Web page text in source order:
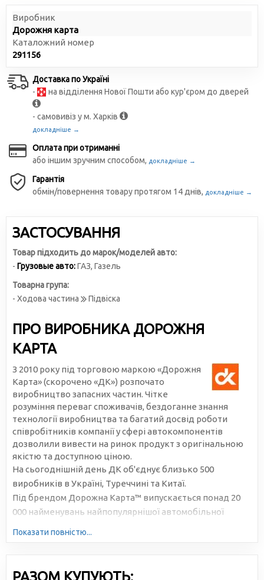
Виробник
Дорожня карта
Каталожний номер
291156
Доставка по Україні
-
на відділення Нової Пошти або кур'єром до дверей
- самовивіз у м. Харків
докладніше →
Оплата при отриманні
або іншим зручним способом, докладніше →
Гарантія
обмін/повернення товару протягом 14 днів, докладніше →
ЗАСТОСУВАННЯ
Товар підходить до марок/моделей авто:
- Грузовые авто:ГАЗ, Газель
Товарна група:
- Ходова частина
Підвіска
ПРО ВИРОБНИКА ДОРОЖНЯ
КАРТА
З 2010 року під торговою маркою «Дорожня
Карта» (скорочено «ДК») розпочато
виробництво запасних частин. Чітке
розуміння переваг споживачів, бездоганне знання
технології виробництва та багатий досвід роботи
співробітників компанії у сфері автокомпонентів
дозволили вивести на ринок продукт з оригінальною
якістю та доступною ціною.
На сьогоднішній день ДК об'єднує близько 500
виробників в Україні, Туреччині та Китаї.
Під брендом Дорожна Карта™ випускається понад 20
000 найменувань найпопулярнішої автомобільної
Показати повністю...
РАЗОМ КУПУЮТЬ: